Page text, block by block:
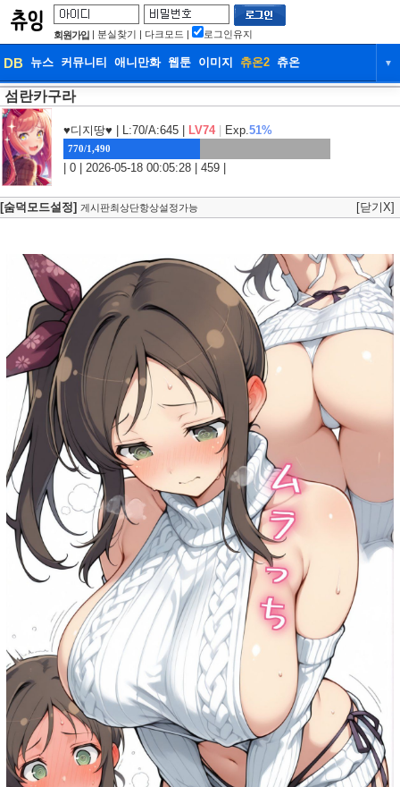
회원가입 | 분실찾기 | 다크모드 | 로그인유지
DB 뉴스 커뮤니티 애니만화 웹툰 이미지 츄온2 츄온 ▼
DB
웹툰 이미지 츄온2
섬란카구라
♥디지땅♥ | L:70/A:645 | LV74 Exp.51%
770/1,490
| 0 | 2026-05-18 00:05:28 | 459 |
[숨덕모드설정] 게시판최상단항상설정가능 [닫기X]